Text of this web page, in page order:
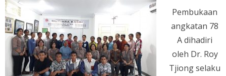
Pembukaan
angkatan 78
A dihadiri
oleh Dr. Roy
Tjiong selaku